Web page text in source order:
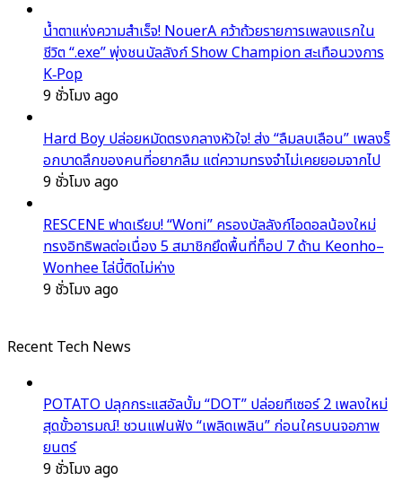
น้ำตาแห่งความสำเร็จ! NouerA คว้าถ้วยรายการเพลงแรกใน
ชีวิต “.exe” พุ่งชนบัลลังก์ Show Champion สะเทือนวงการ
K‑Pop
9 ชั่วโมง ago
Hard Boy ปล่อยหมัดตรงกลางหัวใจ! ส่ง “ลืมลบเลือน” เพลงร็
อกบาดลึกของคนที่อยากลืม แต่ความทรงจำไม่เคยยอมจากไป
9 ชั่วโมง ago
RESCENE ฟาดเรียบ! “Woni” ครองบัลลังก์ไอดอลน้องใหม่
ทรงอิทธิพลต่อเนื่อง 5 สมาชิกยึดพื้นที่ท็อป 7 ด้าน Keonho–
Wonhee ไล่บี้ติดไม่ห่าง
9 ชั่วโมง ago
Recent Tech News
POTATO ปลุกกระแสอัลบั้ม “DOT” ปล่อยทีเซอร์ 2 เพลงใหม่
สุดขั้วอารมณ์! ชวนแฟนฟัง “เพลิดเพลิน” ก่อนใครบนจอภาพ
ยนตร์
9 ชั่วโมง ago